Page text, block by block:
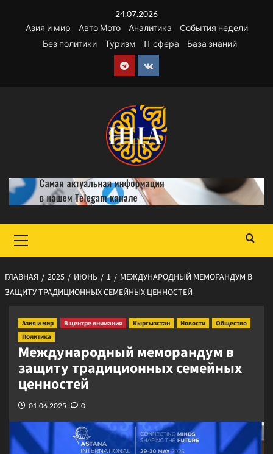
содержимому
24.07.2026
Азия и мир
Авто Мото Аналитика
События недели
Без политики
Туризм IT сфера База знаний
Telegram
VK
меню
ГЛАВНАЯ 2025 ИЮНЬ 1
МЕЖДУНАРОДНЫЙ МЕМОРАНДУМ В
ЗАЩИТУ ТРАДИЦИОННЫХ СЕМЕЙНЫХ ЦЕННОСТЕЙ
Азия и мир В центре внимания Кыргызстан Новости
Общество
Политика
Международный меморандум в
защиту традиционных семейных
ценностей
01.06.2025 0